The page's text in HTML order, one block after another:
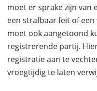
moet er sprake zijn van
een strafbaar feit of
moet ook aangetoond
registrerende partij.
registratie aan te
vroegtijdig te laten